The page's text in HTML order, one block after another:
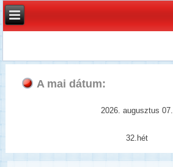
A mai dátum:
2026. augusztus 07.
32.hét